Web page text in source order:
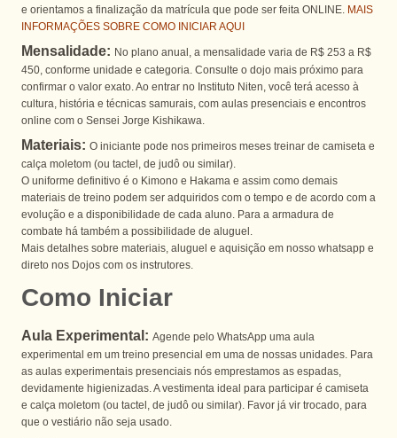
e orientamos a finalização da matrícula que pode ser feita ONLINE. MAIS
INFORMAÇÕES SOBRE COMO INICIAR AQUI
Mensalidade: No plano anual, a mensalidade varia de R$ 253 a R$
450, conforme unidade e categoria. Consulte o dojo mais próximo para
confirmar o valor exato. Ao entrar no Instituto Niten, você terá acesso à
cultura, história e técnicas samurais, com aulas presenciais e encontros
online com o Sensei Jorge Kishikawa.
Materiais: O iniciante pode nos primeiros meses treinar de camiseta e
calça moletom (ou tactel, de judô ou similar).
O uniforme definitivo é o Kimono e Hakama e assim como demais
materiais de treino podem ser adquiridos com o tempo e de acordo com a
evolução e a disponibilidade de cada aluno. Para a armadura de
combate há também a possibilidade de aluguel.
Mais detalhes sobre materiais, aluguel e aquisição em nosso whatsapp e
direto nos Dojos com os instrutores.
Como Iniciar
Aula Experimental: Agende pelo WhatsApp uma aula
experimental em um treino presencial em uma de nossas unidades. Para
as aulas experimentais presenciais nós emprestamos as espadas,
devidamente higienizadas. A vestimenta ideal para participar é camiseta
e calça moletom (ou tactel, de judô ou similar). Favor já vir trocado, para
que o vestiário não seja usado.